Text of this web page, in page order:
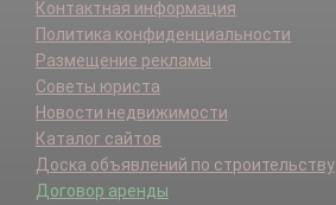
Контактная информация
Политика конфиденциальности
Размещение рекламы
Советы юриста
Новости недвижимости
Каталог сайтов
Доска объявлений по строительству
Договор аренды